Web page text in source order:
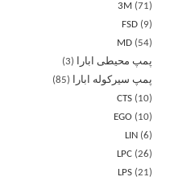
3M
71
FSD
9
MD
54
پمپ محیطی ابارا
3
پمپ سیرکوله ابارا
85
CTS
10
EGO
10
LIN
6
LPC 26
LPS 21